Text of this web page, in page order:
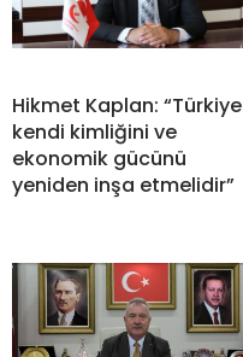
Hikmet Kaplan: “Türkiye
kendi kimliğini ve
ekonomik gücünü
yeniden inşa etmelidir”